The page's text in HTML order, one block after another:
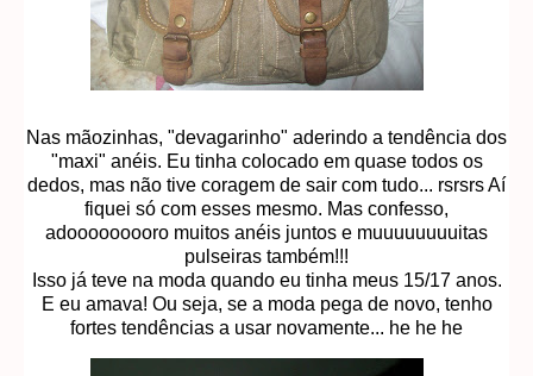
Nas mãozinhas, "devagarinho" aderindo a tendência dos
"maxi" anéis. Eu tinha colocado em quase todos os
dedos, mas não tive coragem de sair com tudo... rsrsrs Aí
fiquei só com esses mesmo. Mas confesso,
adooooooooro muitos anéis juntos e muuuuuuuuitas
pulseiras também!!!
Isso já teve na moda quando eu tinha meus 15/17 anos.
E eu amava! Ou seja, se a moda pega de novo, tenho
fortes tendências a usar novamente... he he he